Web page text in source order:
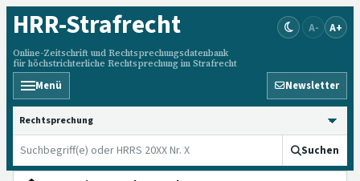
HRR-Strafrecht
Online-Zeitschrift und Rechtsprechungsdatenbank
für höchstrichterliche Rechtsprechung im Strafrecht
A- A+
Menü Newsletter
HRRS durchsuchen
Suchen